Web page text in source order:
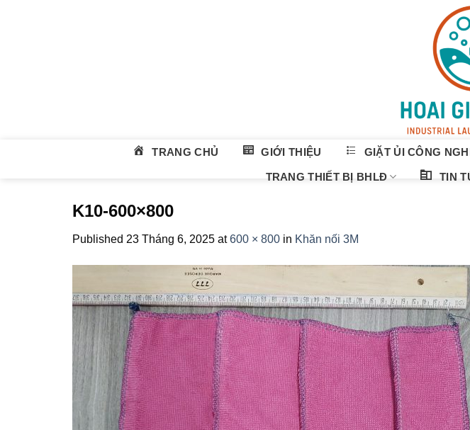
TRANG CHỦ GIỚI THIỆU GIẶT ỦI CÔNG
TRANG THIẾT BỊ BHLĐ TIN
K10-600×800
Published 23 Tháng 6, 2025 at600 × 800 in Khăn nối 3M